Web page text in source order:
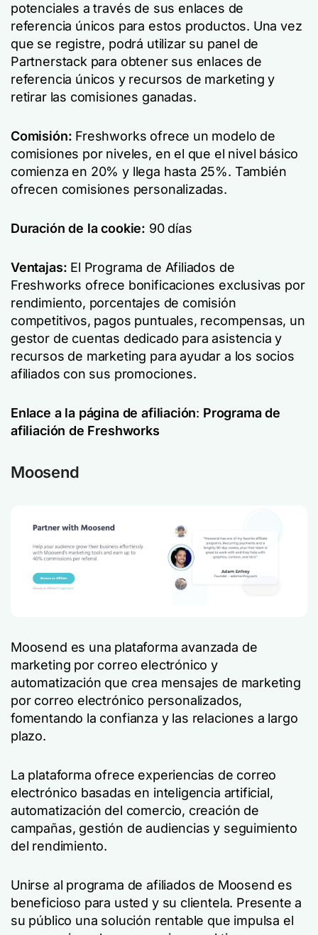
potenciales a través de sus enlaces de
referencia únicos para estos productos. Una vez
que se registre, podrá utilizar su panel de
Partnerstack para obtener sus enlaces de
referencia únicos y recursos de marketing y
retirar las comisiones ganadas.
Comisión: Freshworks ofrece un modelo de
comisiones por niveles, en el que el nivel básico
comienza en 20% y llega hasta 25%. También
ofrecen comisiones personalizadas.
Duración de la cookie: 90 días
Ventajas: El Programa de Afiliados de
Freshworks ofrece bonificaciones exclusivas por
rendimiento, porcentajes de comisión
competitivos, pagos puntuales, recompensas, un
gestor de cuentas dedicado para asistencia y
recursos de marketing para ayudar a los socios
afiliados con sus promociones.
Enlace a la página de afiliación: Programa de
afiliación de Freshworks
Moosend
Moosend es una plataforma avanzada de
marketing por correo electrónico y
automatización que crea mensajes de marketing
por correo electrónico personalizados,
fomentando la confianza y las relaciones a largo
plazo.
La plataforma ofrece experiencias de correo
electrónico basadas en inteligencia artificial,
automatización del comercio, creación de
campañas, gestión de audiencias y seguimiento
del rendimiento.
Unirse al programa de afiliados de Moosend es
beneficioso para usted y su clientela. Presente a
su público una solución rentable que impulsa el